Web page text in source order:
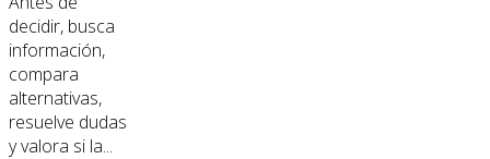
decidir, busca
información,
compara
alternativas,
resuelve dudas
y valora si la...